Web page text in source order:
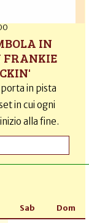
IN
FRANKIE
in pista
in cui ogni
alla fine.
Sab Dom